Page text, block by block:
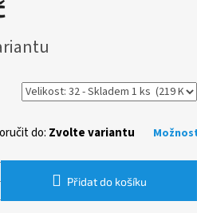
do: Zvolte variantu
Přidat do košíku